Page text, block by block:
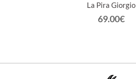
La Pira Giorgio
69.00€